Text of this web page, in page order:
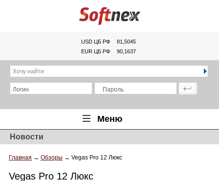
USD ЦБ РФ
81,5045
EUR ЦБ РФ
90,1637
Хочу найти
Логин Пароль
Меню
Главная
Обзоры
Новости
Новости
Главная → Обзоры → Vegas Pro 12 Люкс
Vegas Pro 12 Люкс